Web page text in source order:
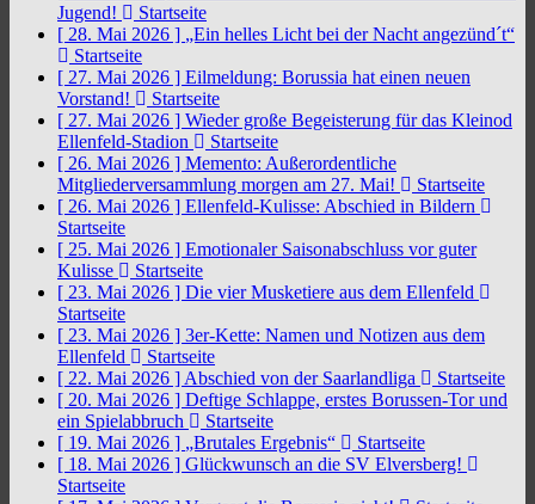
Jugend!
Startseite
[ 28. Mai 2026 ] „Ein helles Licht bei der Nacht angezünd´t“
Startseite
[ 27. Mai 2026 ] Eilmeldung: Borussia hat einen neuen
Vorstand!
Startseite
[ 27. Mai 2026 ] Wieder große Begeisterung für das Kleinod
Ellenfeld-Stadion
Startseite
[ 26. Mai 2026 ] Memento: Außerordentliche
Mitgliederversammlung morgen am 27. Mai!
Startseite
[ 26. Mai 2026 ] Ellenfeld-Kulisse: Abschied in Bildern
Startseite
[ 25. Mai 2026 ] Emotionaler Saisonabschluss vor guter
Kulisse
Startseite
[ 23. Mai 2026 ] Die vier Musketiere aus dem Ellenfeld
Startseite
[ 23. Mai 2026 ] 3er-Kette: Namen und Notizen aus dem
Ellenfeld
Startseite
[ 22. Mai 2026 ] Abschied von der Saarlandliga
Startseite
[ 20. Mai 2026 ] Deftige Schlappe, erstes Borussen-Tor und
ein Spielabbruch
Startseite
[ 19. Mai 2026 ] „Brutales Ergebnis“
Startseite
[ 18. Mai 2026 ] Glückwunsch an die SV Elversberg!
Startseite